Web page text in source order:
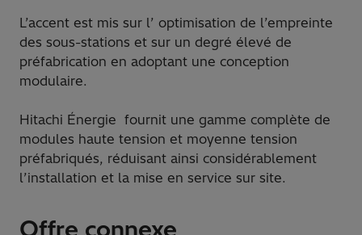
L’accent est mis sur l’ optimisation de l’empreinte
des sous-stations et sur un degré élevé de
préfabrication en adoptant une conception
modulaire.
Hitachi Énergie fournit une gamme complète de
modules haute tension et moyenne tension
préfabriqués, réduisant ainsi considérablement
l’installation et la mise en service sur site.
Offre connexe